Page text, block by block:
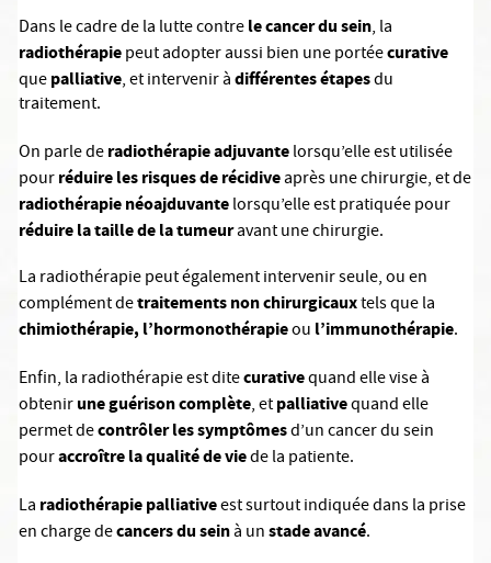
Dans le cadre de la lutte contrele cancer du sein, la
radiothérapiepeut adopter aussi bien une portéecurative
quepalliative, et intervenir àdifférentes étapesdu
traitement.
On parle deradiothérapie adjuvantelorsqu’elle est utilisée
pourréduire les risques de récidiveaprès une chirurgie, et de
radiothérapie néoajduvantelorsqu’elle est pratiquée pour
réduire la taille de la tumeuravant une chirurgie.
La radiothérapie peut également intervenir seule, ou en
complément detraitements non chirurgicauxtels que la
chimiothérapie, l’hormonothérapieou l’immunothérapie.
Enfin, la radiothérapie est ditecurativequand elle vise à
obtenirune guérison complète, etpalliativequand elle
permet decontrôler les symptômesd’un cancer du sein
pouraccroître la qualité de viede la patiente.
La radiothérapie palliativeest surtout indiquée dans la prise
en charge decancers du seinà unstade avancé.